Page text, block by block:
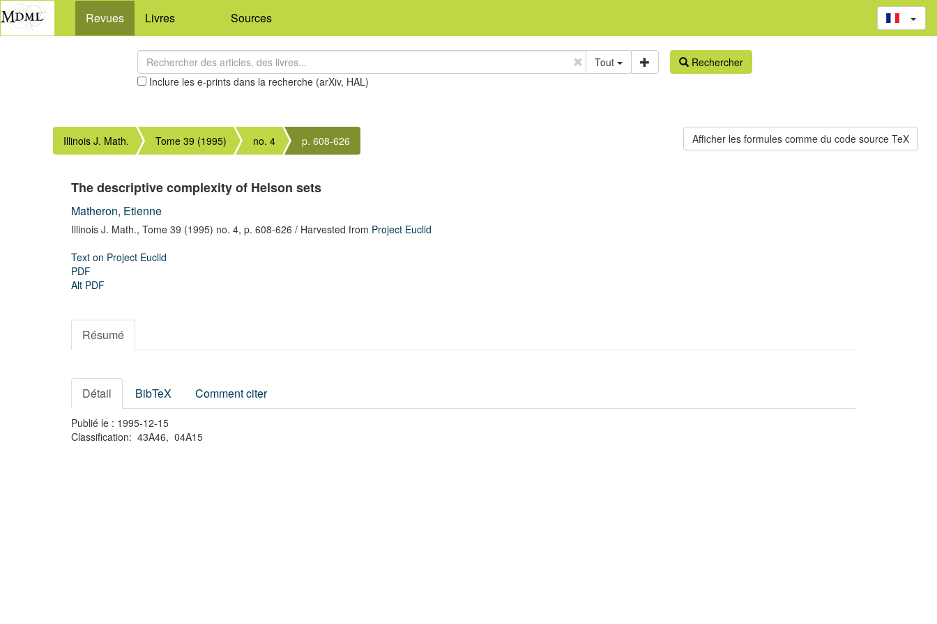
Revues Livres Sources
Tout
Inclure les e-prints dans la recherche (arXiv, HAL)
Rechercher
Illinois J. Math. Tome 39 (1995) no. 4 p. 608-626
The descriptive complexity of Helson sets
Matheron, Etienne
Illinois J. Math., Tome 39 (1995) no. 4, p. 608-626 / Harvested from Project Euclid
Text on Project Euclid
PDF
Alt PDF
Résumé
Détail BibTeX Comment citer
Publié le : 1995-12-15
Classification: 43A46, 04A15